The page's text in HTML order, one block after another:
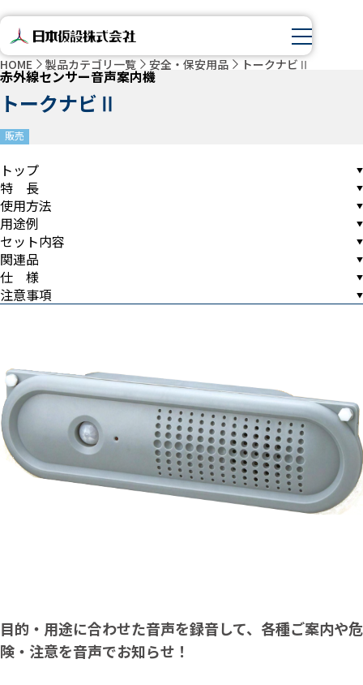
HOME 製品カテゴリ一覧 安全・保安用品 トークナビⅡ
赤外線センサー音声案内機
トークナビⅡ
販売
トップ
特 長
使用方法
用途例
セット内容
関連品
仕 様
注意事項
目的・用途に合わせた音声を録音して、各種ご案内や危
険・注意を音声でお知らせ！